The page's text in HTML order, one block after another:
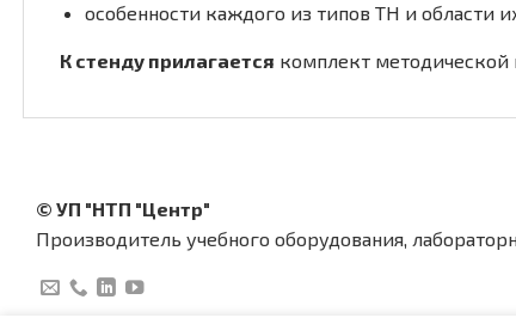
особенности каждого из типов ТН и области
К стенду прилагается комплект методической
© УП "НТП "Центр"
Производитель учебного оборудования,